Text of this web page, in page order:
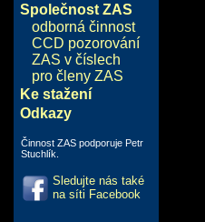
Společnost ZAS
odborná činnost
CCD pozorování
ZAS v číslech
pro členy ZAS
Ke stažení
Odkazy
Činnost ZAS podporuje Petr
Stuchlík.
Sledujte nás také
na síti Facebook